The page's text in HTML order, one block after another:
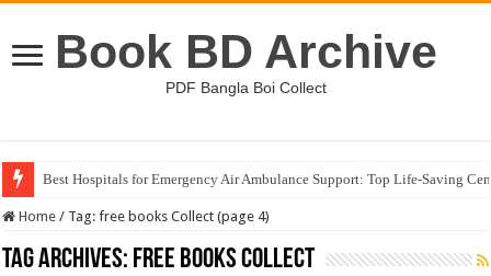
Book BD Archive
PDF Bangla Boi Collect
Best Hospitals for Emergency Air Ambulance Support: Top Life-Saving
Home / Tag:free books Collect (page 4)
Tag Archives: free books Collect